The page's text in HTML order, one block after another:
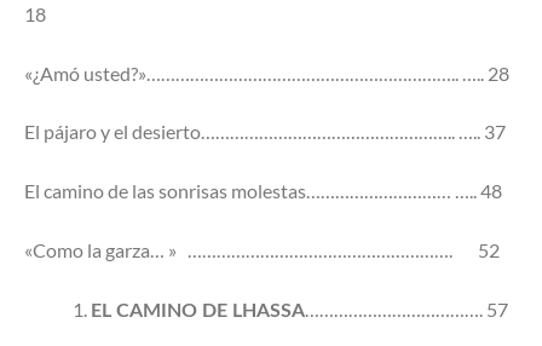
18
«¿Amó usted?»……………………………………………………….. ….. 28
El pájaro y el desierto…………………………………………….. ….. 37
El camino de las sonrisas molestas………………………… ….. 48
«Como la garza… » ………………………………………………. 52
EL CAMINO DE LHASSA………………………………. 57